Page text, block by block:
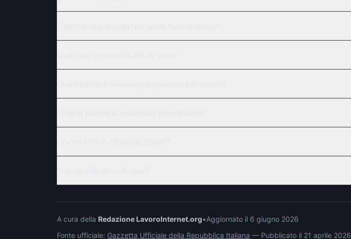
A cura della Redazione LavoroInternet.org•Aggiornato il 6 giugno 2026
Fonte ufficiale: Gazzetta Ufficiale della Repubblica Italiana — Pubblicato il 21 aprile 2026